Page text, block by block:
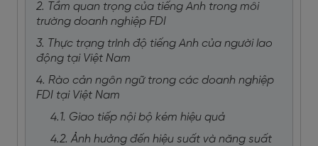
2. Tầm quan trọng của tiếng Anh trong môi
trường doanh nghiệp FDI
3. Thực trạng trình độ tiếng Anh của người lao
động tại Việt Nam
4. Rào cản ngôn ngữ trong các doanh nghiệp
FDI tại Việt Nam
4.1. Giao tiếp nội bộ kém hiệu quả
4.2. Ảnh hưởng đến hiệu suất và năng suất